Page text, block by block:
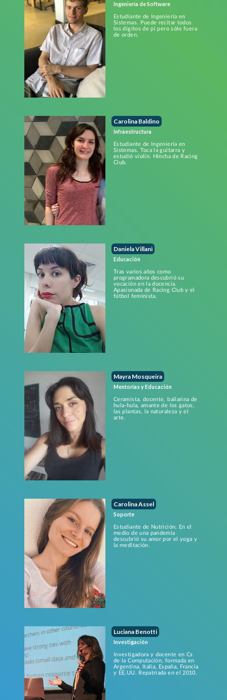
Ingeniería de Software
Estudiante de Ingeniería en
Sistemas. Puede recitar todos
los dígitos de pi pero sólo fuera
de orden.
Carolina Baldino
Infraestructura
Estudiante de Ingeniería en
Sistemas. Toca la guitarra y
estudió violín. Hincha de Racing
Club.
Daniela Villani
Educación
Tras varios años como
programadora descubrió su
vocación en la docencia.
Apasionada de Racing Club y el
fútbol feminista.
Mayra Mosqueira
Mentorías y Educación
Ceramista, docente, bailarina de
hula-hula, amante de los gatos,
las plantas, la naturaleza y el
arte.
Carolina Assel
Soporte
Estudiante de Nutrición. En el
medio de una pandemia
descubrió su amor por el yoga y
la meditación.
Luciana Benotti
Investigación
Investigadora y docente en Cs
de la Computación, formada en
Argentina, Italia, España, Francia
y EE.UU. Repatriada en el 2010.